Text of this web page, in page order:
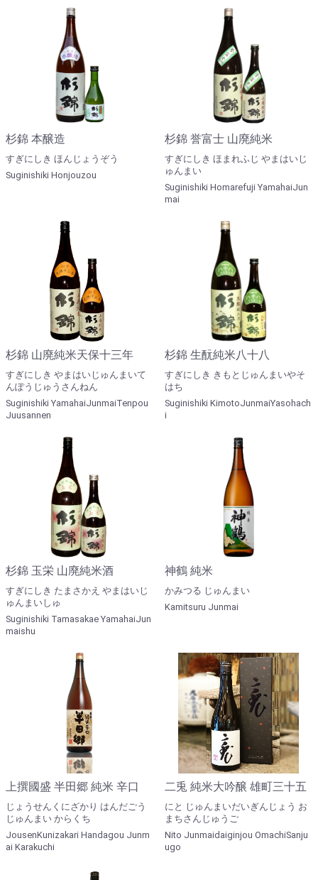
杉錦 本醸造
すぎにしき ほんじょうぞう
Suginishiki Honjouzou
杉錦 誉富士 山廃純米
すぎにしき ほまれふじ やまはいじ
ゅんまい
Suginishiki Homarefuji YamahaiJun
mai
杉錦 山廃純米天保十三年
すぎにしき やまはいじゅんまいて
んぽうじゅうさんねん
Suginishiki YamahaiJunmaiTenpou
Juusannen
杉錦 生酛純米八十八
すぎにしき きもとじゅんまいやそ
はち
Suginishiki KimotoJunmaiYasohach
i
杉錦 玉栄 山廃純米酒
すぎにしき たまさかえ やまはいじ
ゅんまいしゅ
Suginishiki Tamasakae YamahaiJun
maishu
神鶴 純米
かみつる じゅんまい
Kamitsuru Junmai
上撰國盛 半田郷 純米 辛口
じょうせんくにざかり はんだごう
じゅんまい からくち
JousenKunizakari Handagou Junm
ai Karakuchi
二兎 純米大吟醸 雄町三十五
にと じゅんまいだいぎんじょう お
まちさんじゅうご
Nito Junmaidaiginjou OmachiSanju
ugo